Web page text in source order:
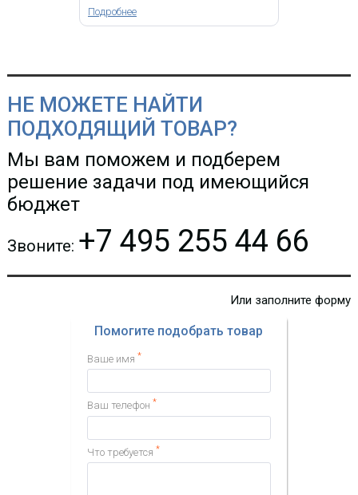
MWTech LTE Station M10
КУПИТЬ
-
Внешний LTE клиент
скоростному беспроводному
интернету 4-го поколения
Подробнее
НЕ МОЖЕТЕ НАЙТИ
ПОДХОДЯЩИЙ ТОВАР?
Мы вам поможем и подберем
решение задачи под имеющийся
бюджет
Звоните: +7 495 255 44 66
Или заполните форму
Помогите подобрать товар
Ваше имя *
Ваш телефон *
Что требуется *